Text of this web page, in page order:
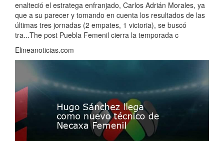
enalteció el estratega enfranjado, Carlos Adrián Morales, ya
que a su parecer y tomando en cuenta los resultados de las
últimas tres jornadas (2 empates, 1 victoria), se buscó
tra...The post Puebla Femenil cierra la temporada c
Elineanoticias.com